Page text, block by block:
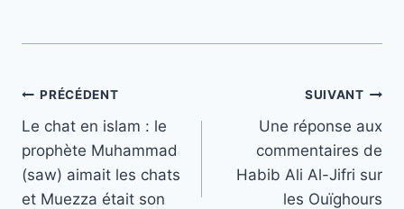
Navigation
de
l’article
PRÉCÉDENT
Le chat en islam : le
prophète Muhammad
(saw) aimait les chats
et Muezza était son
SUIVANT
Une réponse aux
commentaires de
Habib Ali Al-Jifri sur
les Ouïghours